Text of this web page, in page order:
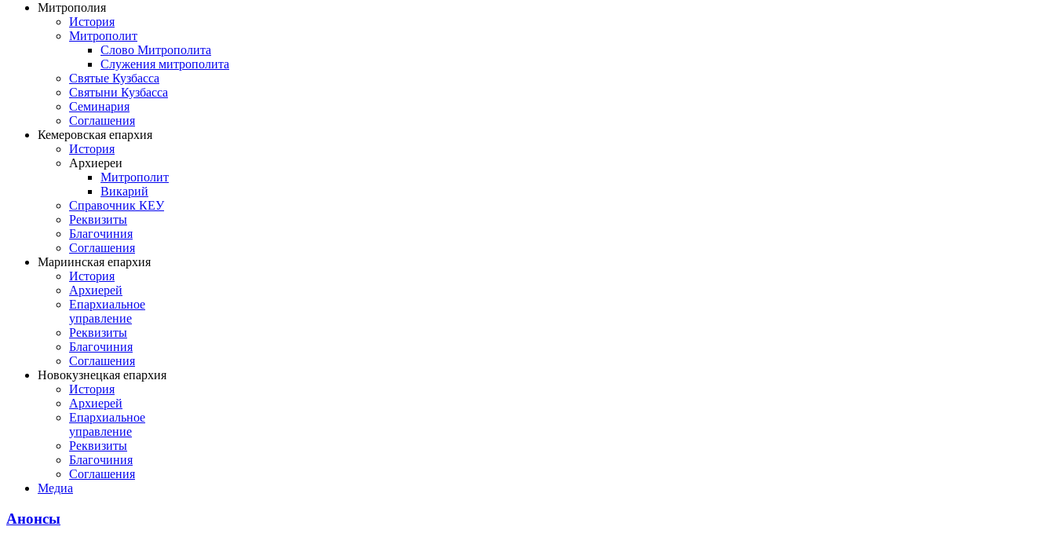
Митрополия
История
Митрополит
Слово Митрополита
Служения митрополита
Святые Кузбасса
Святыни Кузбасса
Семинария
Соглашения
Кемеровская епархия
История
Архиереи
Митрополит
Викарий
Справочник КЕУ
Реквизиты
Благочиния
Соглашения
Мариинская епархия
История
Архиерей
Епархиальное
управление
Реквизиты
Благочиния
Соглашения
Новокузнецкая епархия
История
Архиерей
Епархиальное
управление
Реквизиты
Благочиния
Соглашения
Медиа
Анонсы